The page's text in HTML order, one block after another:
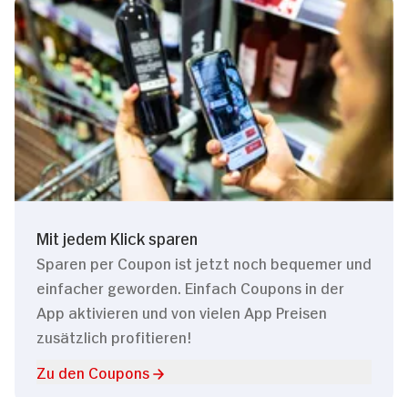
Mit jedem Klick sparen
Sparen per Coupon ist jetzt noch bequemer und
einfacher geworden. Einfach Coupons in der
App aktivieren und von vielen App Preisen
zusätzlich profitieren!
Zu den Coupons